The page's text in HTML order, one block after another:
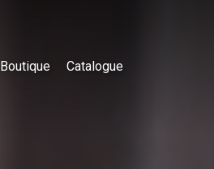
Boutique Catalogue